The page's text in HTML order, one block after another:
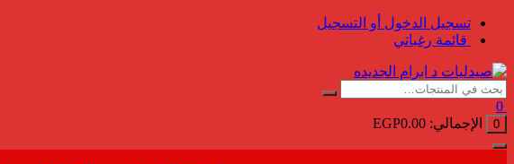
التجاوزتسجيل الدخول أو التسجيل
قائمة رغباتي
0
0 الإجمالي: EGP0.00